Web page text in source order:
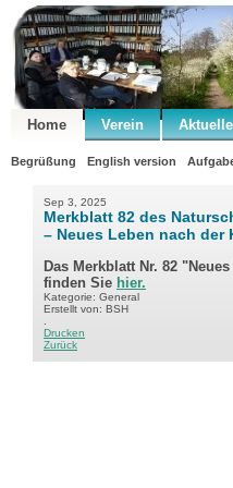
Home Verein
Begrüßung English version
Sep 3, 2025
Merkblatt 82 des
– Neues Leben nach der
Das Merkblatt Nr. 82
finden Sie hier.
Kategorie: General
Erstellt von: BSH
Drucken
Zurück